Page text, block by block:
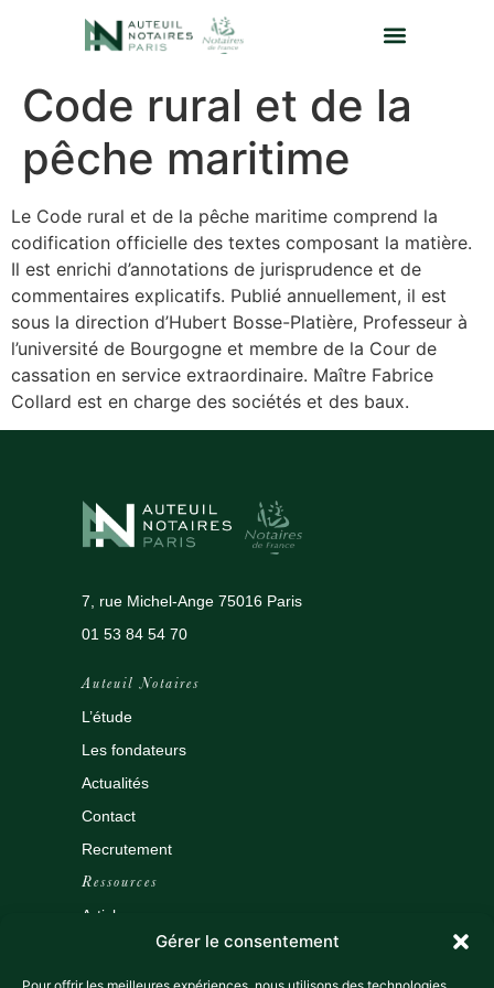
Gérer le consentement
Code rural et de la
pêche maritime
Le Code rural et de la pêche maritime comprend la
codification officielle des textes composant la matière.
Il est enrichi d’annotations de jurisprudence et de
commentaires explicatifs. Publié annuellement, il est
sous la direction d’Hubert Bosse-Platière, Professeur à
l’université de Bourgogne et membre de la Cour de
cassation en service extraordinaire. Maître Fabrice
Collard est en charge des sociétés et des baux.
7, rue Michel-Ange 75016 Paris
01 53 84 54 70
Auteuil Notaires
L’étude
Les fondateurs
Actualités
Contact
Recrutement
Ressources
Articles
Tarifs